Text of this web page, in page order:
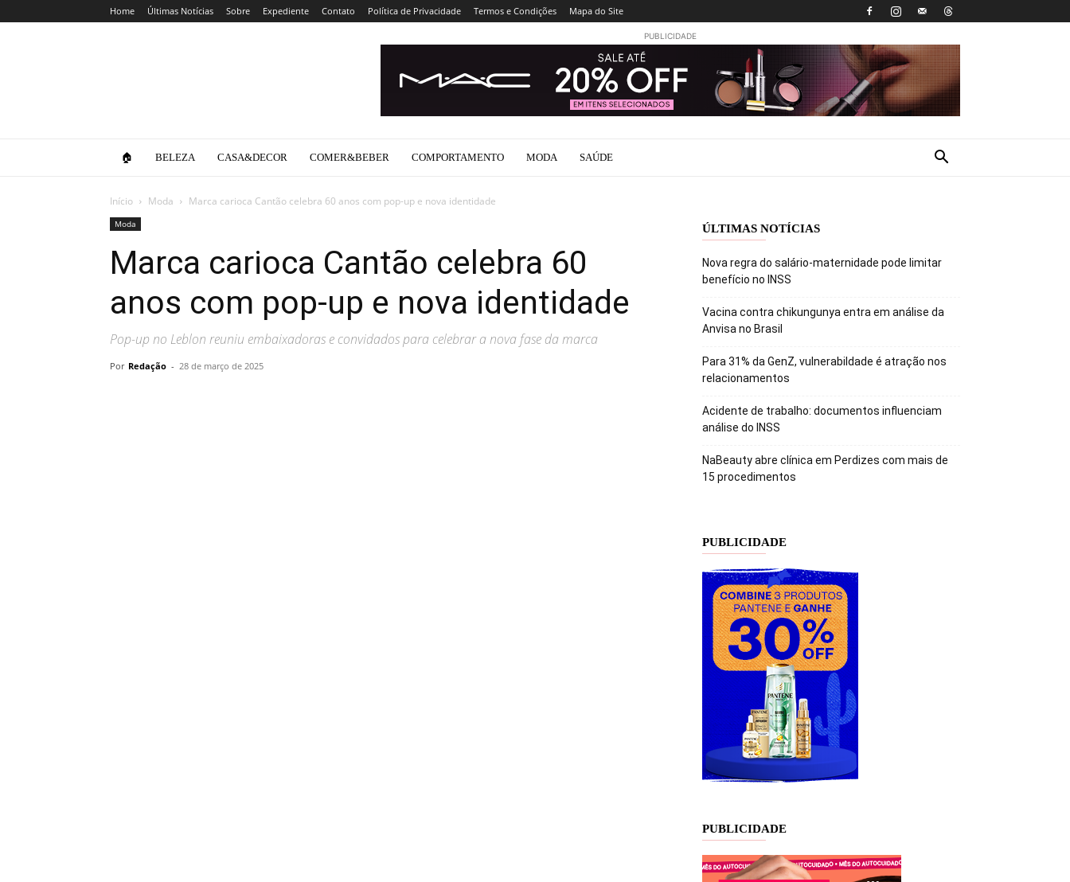
Home Últimas Notícias Sobre Expediente Contato Política de Privacidade Termos e Condições Mapa do Site
PUBLICIDADE
🏠 BELEZA CASA&DECOR COMER&BEBER COMPORTAMENTO MODA SAÚDE
Início Moda Marca carioca Cantão celebra 60 anos com pop-up e nova identidade
Moda
Marca carioca Cantão celebra 60
anos com pop-up e nova identidade
Pop-up no Leblon reuniu embaixadoras e convidados para celebrar a nova fase da marca
Por Redação - 28 de março de 2025
ÚLTIMAS NOTÍCIAS
Nova regra do salário-maternidade pode limitar
benefício no INSS
Vacina contra chikungunya entra em análise da
Anvisa no Brasil
Para 31% da GenZ, vulnerabildade é atração nos
relacionamentos
Acidente de trabalho: documentos influenciam
análise do INSS
NaBeauty abre clínica em Perdizes com mais de
15 procedimentos
PUBLICIDADE
PUBLICIDADE